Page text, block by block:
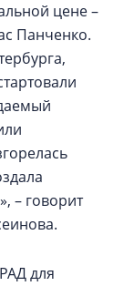
цене –
Панченко.
– говорит
для